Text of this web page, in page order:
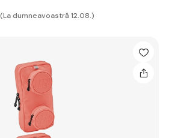
(La dumneavoastră 12.08.)